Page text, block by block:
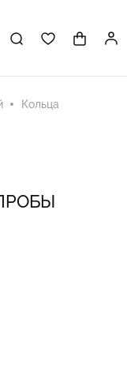
Кольца